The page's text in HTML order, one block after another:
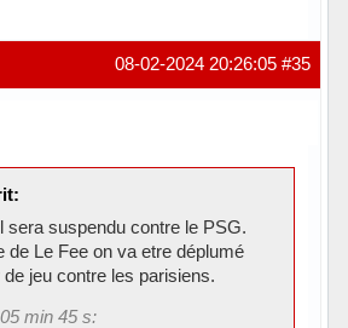
#35
08-02-2024 20:26:05
sera suspendu contre le PSG.
de Le Fee on va etre déplumé
jeu contre les parisiens.
min 45 s: